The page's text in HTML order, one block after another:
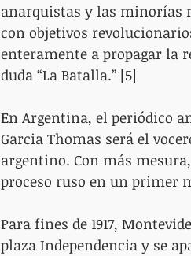
anarquistas y las minorías
con objetivos
enteramente a propagar la
duda “La Batalla.” [5]
En Argentina, el periódico
Garcia Thomas será el
argentino. Con más
proceso ruso en un primer
Para fines de 1917,
plaza Independencia y se